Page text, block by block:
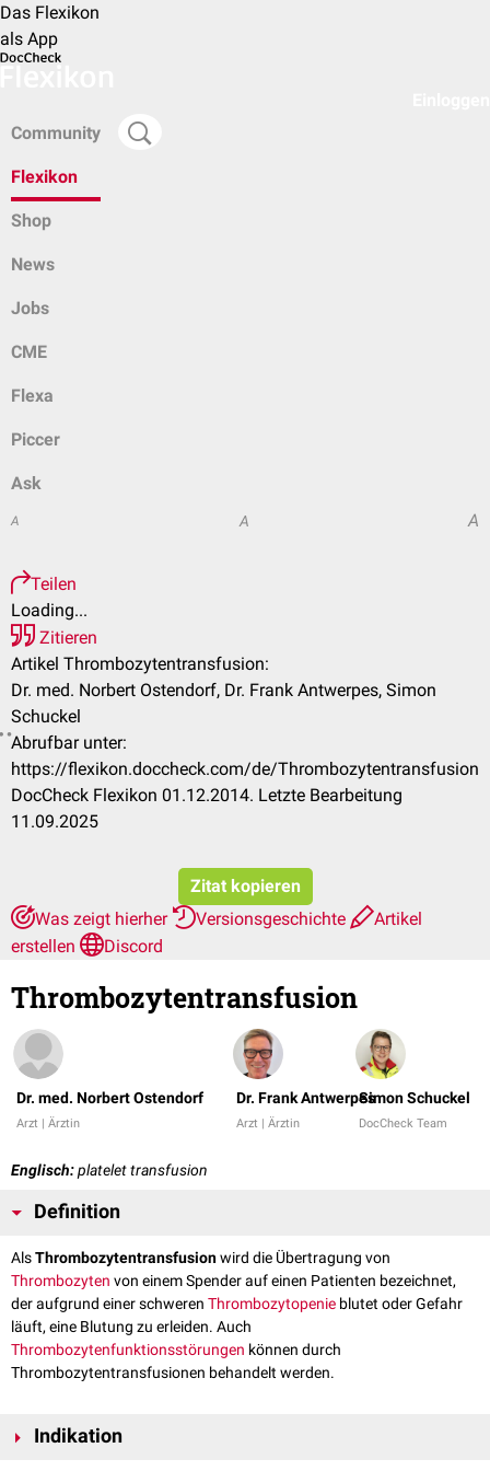
Das Flexikon
als App
Community
Flexikon
Shop
News
Jobs
CME
Flexa
Piccer
Ask
A A A
Teilen
Loading...
Zitieren
Artikel Thrombozytentransfusion:
Dr. med. Norbert Ostendorf, Dr. Frank Antwerpes, Simon
Schuckel
Abrufbar unter:
https://flexikon.doccheck.com/de/Thrombozytentransfusion
DocCheck Flexikon 01.12.2014. Letzte Bearbeitung
11.09.2025
Zitat kopieren
Was zeigt hierher
Versionsgeschichte
Artikel
erstellen
Discord
Thrombozytentransfusion
Dr. med. Norbert Ostendorf
Arzt | Ärztin
Dr. Frank Antwerpes
Arzt | Ärztin
Simon Schuckel
DocCheck Team
Englisch:platelet transfusion
Definition
AlsThrombozytentransfusionwird die Übertragung von
Thrombozyten von einem Spender auf einen Patienten bezeichnet,
der aufgrund einer schweren Thrombozytopenie blutet oder Gefahr
läuft, eine Blutung zu erleiden. Auch
Thrombozytenfunktionsstörungen können durch
Thrombozytentransfusionen behandelt werden.
Indikation